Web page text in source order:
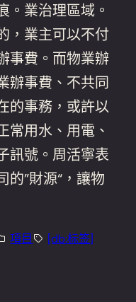
。業治理區域。
，業主可以不付
事費。而物業辦
辦事費、不共同
的事務，或許以
常用水、用電、
訊號。周活寧表
的”財源“，讓物
項目 [db:标签]